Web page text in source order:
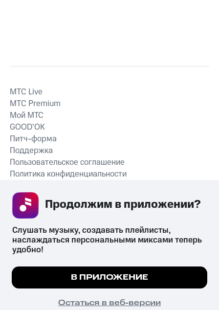
СКАЧАТЬ ПРИЛОЖЕНИЕ
MTС Live
MTС Premium
Мой МТС
GOOD’OK
Питч-форма
Поддержка
Пользовательское соглашение
Политика конфиденциальности
психотропных веществ, их аналогов причиняет вред здоровью,
их незаконный оборот запрещён и влечёт установленную
законодательством ответственность.
© 2026 ООО «КИОН».
Все права защищены
Мы используем куки, чтобы на сайте все
Подробнее
ПОНЯТНО
Слушать музыку, создавать плейлисты,
наслаждаться персональными миксами теперь
удобно!
В ПРИЛОЖЕНИЕ
Остаться в веб-версии